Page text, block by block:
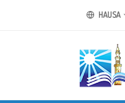
HAUSA